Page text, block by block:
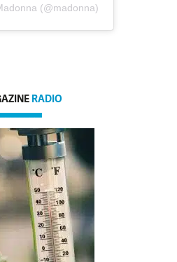
(@madonna)
RADIO